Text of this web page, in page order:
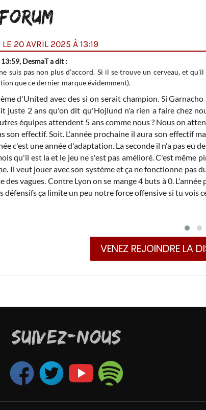
20 AVRIL 2025 À 13:19
DesmaT a dit :
suis pas non plus d'accord. Si il se trouve un cerveau, et
que ce dernier marque évidemment).
d'United avec des si on serait champion. Si
juste 2 ans qu'on dit qu'Hojlund n'a rien a faire chez
équipes attendent 5 ans comme nous ? Nous on
son effectif. Soit. L'année prochaine il aura son effectif
c'est une année d'adaptation. La seconde il n'a pas eu
qu'il est la et le jeu ne s'est pas amélioré. C'est même
Il veut jouer avec son système et ça ne fonctionne pas
des vagues. Contre Lyon on se mange 4 buts à 0.
défensifs ça limite un peu notre force offensive si tu vois
VENEZ REJOINDRE LA
SUIVEZ-NOUS